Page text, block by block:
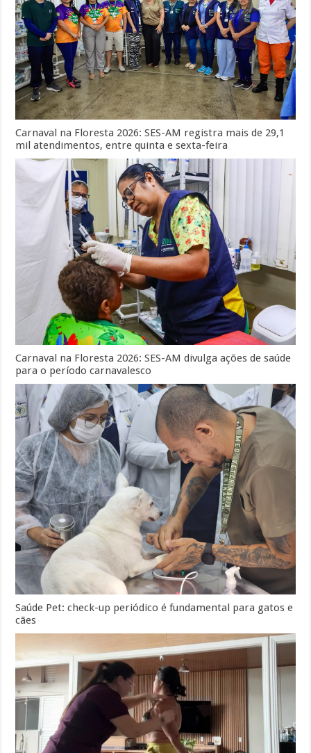
Carnaval na Floresta 2026: SES-AM registra mais de 29,1
mil atendimentos, entre quinta e sexta-feira
Carnaval na Floresta 2026: SES-AM divulga ações de saúde
para o período carnavalesco
Saúde Pet: check-up periódico é fundamental para gatos e
cães